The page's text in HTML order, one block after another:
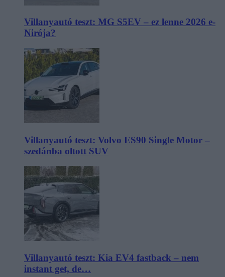
Villanyautó teszt: MG S5EV – ez lenne 2026 e-
Nirója?
Villanyautó teszt: Volvo ES90 Single Motor –
szedánba oltott SUV
Villanyautó teszt: Kia EV4 fastback – nem
instant get, de…